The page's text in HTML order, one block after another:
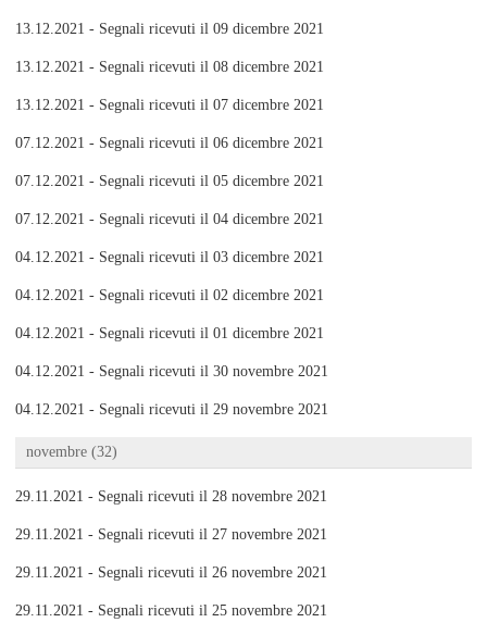
13.12.2021 - Segnali ricevuti il 09 dicembre 2021
13.12.2021 - Segnali ricevuti il 08 dicembre 2021
13.12.2021 - Segnali ricevuti il 07 dicembre 2021
07.12.2021 - Segnali ricevuti il 06 dicembre 2021
07.12.2021 - Segnali ricevuti il 05 dicembre 2021
07.12.2021 - Segnali ricevuti il 04 dicembre 2021
04.12.2021 - Segnali ricevuti il 03 dicembre 2021
04.12.2021 - Segnali ricevuti il 02 dicembre 2021
04.12.2021 - Segnali ricevuti il 01 dicembre 2021
04.12.2021 - Segnali ricevuti il 30 novembre 2021
04.12.2021 - Segnali ricevuti il 29 novembre 2021
novembre (32)
29.11.2021 - Segnali ricevuti il 28 novembre 2021
29.11.2021 - Segnali ricevuti il 27 novembre 2021
29.11.2021 - Segnali ricevuti il 26 novembre 2021
29.11.2021 - Segnali ricevuti il 25 novembre 2021